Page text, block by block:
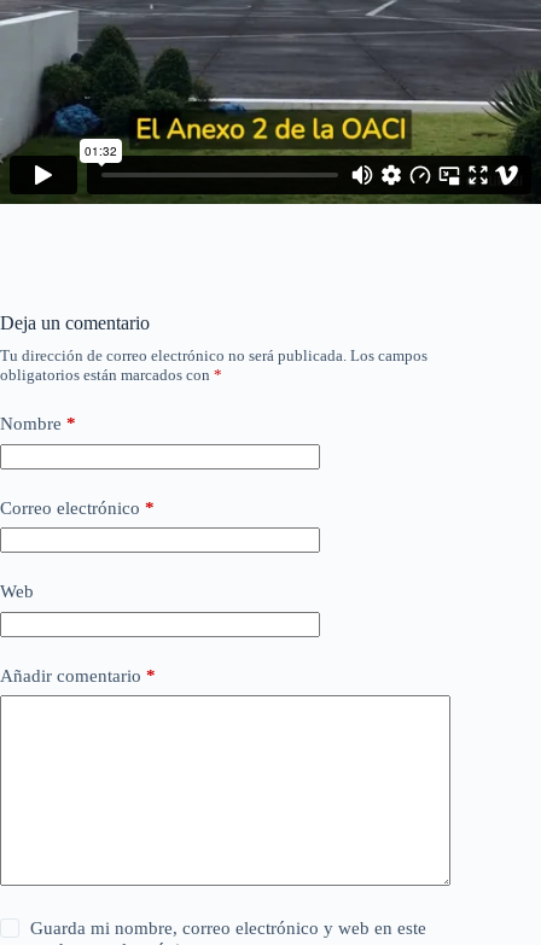
Deja un comentario
Tu dirección de correo electrónico no será publicada. Los campos
obligatorios están marcados con *
Nombre *
Correo electrónico *
Web
Añadir comentario *
Guarda mi nombre, correo electrónico y web en este